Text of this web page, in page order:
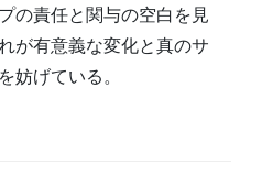
の責任と関与の空白を見
が有意義な変化と真のサ
妨げている。